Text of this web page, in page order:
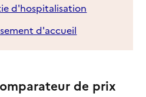
d'hospitalisation
d'accueil
de prix